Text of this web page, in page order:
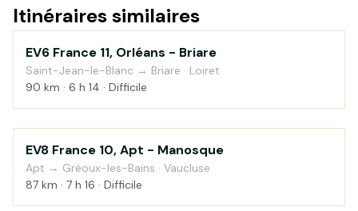
Vélo pliant
Autres Gravel
Itinéraires similaires
Campagne
EV6 France 11, Orléans - Briare
Saint-Jean-le-Blanc → Briare · Loiret
90 km · 6 h 14 · Difficile
Montagne
EV8 France 10, Apt - Manosque
Apt → Gréoux-les-Bains · Vaucluse
87 km · 7 h 16 · Difficile